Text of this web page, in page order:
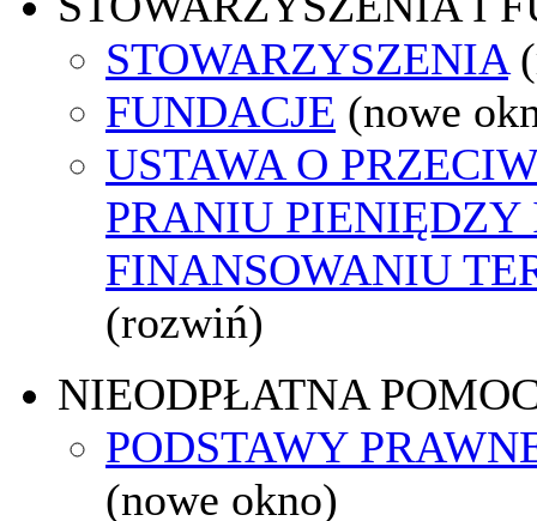
STOWARZYSZENIA
FUNDACJE (nowe
USTAWA O
PRANIU PIENIĘDZY
FINANSOWANIU
(rozwiń)
NIEODPŁATNA
PODSTAWY
(nowe okno)